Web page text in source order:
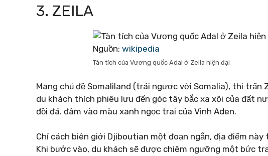
3. ZEILA
Nguồn: wikipedia
Tàn tích của Vương quốc Adal ở Zeila hiện đại
Mang chủ đề Somaliland (trái ngược với Somalia), thị trấn
du khách thích phiêu lưu đến góc tây bắc xa xôi của đất
đồi đá. đâm vào màu xanh ngọc trai của Vịnh Aden.
Chỉ cách biên giới Djiboutian một đoạn ngắn, địa điểm
Khi bước vào, du khách sẽ được chiêm ngưỡng một bức